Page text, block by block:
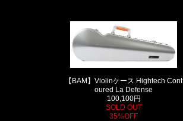
【BAM】Violinケース Hightech Cont
oured La Defense
100,100円
SOLD OUT
35%OFF